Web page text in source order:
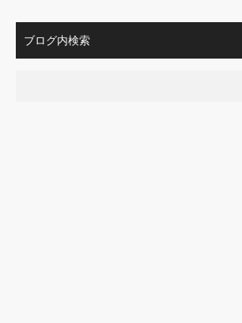
ブログ内検索